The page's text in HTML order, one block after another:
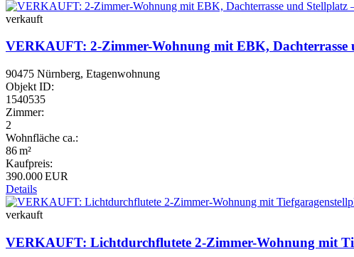
verkauft
VERKAUFT: 2-Zimmer-Wohnung mit EBK,
90475 Nürnberg, Etagenwohnung
Objekt ID:
1540535
Zimmer:
2
Wohnfläche ca.:
86 m²
Kaufpreis:
390.000 EUR
Details
verkauft
VERKAUFT: Lichtdurchflutete 2-Zimmer-Wohnung mit